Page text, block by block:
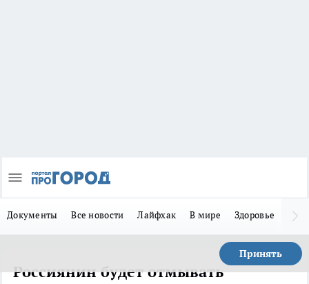
Документы Все новости Лайфхак В мире Здоровье
Принять
Россиянин будет отмывать